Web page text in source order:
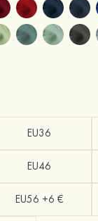
EU36
EU46
EU56 +6 €